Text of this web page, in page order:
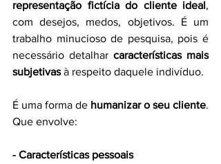
representação fictícia do cliente ideal,
com desejos, medos, objetivos. É um
trabalho minucioso de pesquisa, pois é
necessário detalhar características mais
subjetivas à respeito daquele indivíduo.
É uma forma de humanizar o seu cliente.
Que envolve:
- Características pessoais